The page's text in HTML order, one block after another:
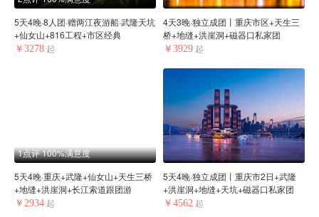
5天4晚·8人团·赠两江夜游船·武隆天坑
+仙女山+816工程+市区经典
￥3278 起
4天3晚·独立成团丨重庆市区+天生三
桥+地缝+洪崖洞+磁器口私家团
￥3929 起
1点评100%满意度
5天4晚·重庆+武隆+仙女山+天生三桥
+地缝+洪崖洞+长江索道跟团游
￥2934 起
5天4晚·独立成团丨重庆市2日+武隆
+洪崖洞+地缝+天坑+磁器口私家团
￥4562 起